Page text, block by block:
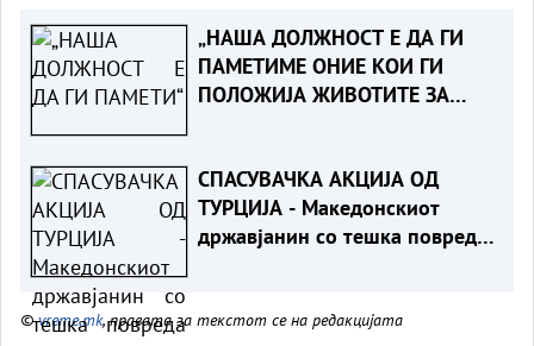
„НАША ДОЛЖНОСТ Е ДА ГИ
ПАМЕТИМЕ ОНИЕ КОИ ГИ
ПОЛОЖИЈА ЖИВОТИТЕ ЗА
од Карпалак
СПАСУВАЧКА АКЦИЈА ОД
ТУРЦИЈА - Македонскиот
државјанин со тешка повреда
©vreme.mk, правата за текстот се на редакцијата